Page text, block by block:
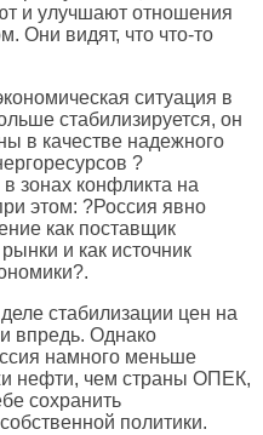
и улучшают отношения
Они видят, что что-то
ситуация в
стабилизируется, он
в качестве надежного
?
зонах конфликта на
этом: ?Россия явно
как поставщик
и как источник
стабилизации цен на
впредь. Однако
намного меньше
нефти, чем страны ОПЕК,
сохранить
политики.